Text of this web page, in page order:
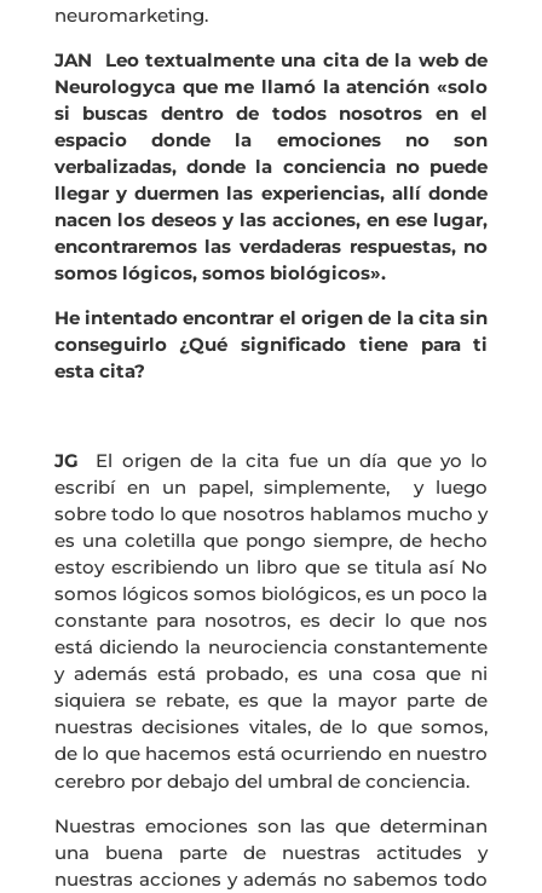
neuromarketing.
JAN Leo textualmente una cita de la web de
Neurologyca que me llamó la atención «solo
si buscas dentro de todos nosotros en el
espacio donde la emociones no son
verbalizadas, donde la conciencia no puede
llegar y duermen las experiencias, allí donde
nacen los deseos y las acciones, en ese lugar,
encontraremos las verdaderas respuestas, no
somos lógicos, somos biológicos».
He intentado encontrar el origen de la cita sin
conseguirlo ¿Qué significado tiene para ti
esta cita?
JG El origen de la cita fue un día que yo lo
escribí en un papel, simplemente, y luego
sobre todo lo que nosotros hablamos mucho y
es una coletilla que pongo siempre, de hecho
estoy escribiendo un libro que se titula así No
somos lógicos somos biológicos, es un poco la
constante para nosotros, es decir lo que nos
está diciendo la neurociencia constantemente
y además está probado, es una cosa que ni
siquiera se rebate, es que la mayor parte de
nuestras decisiones vitales, de lo que somos,
de lo que hacemos está ocurriendo en nuestro
cerebro por debajo del umbral de conciencia.
Nuestras emociones son las que determinan
una buena parte de nuestras actitudes y
nuestras acciones y además no sabemos todo